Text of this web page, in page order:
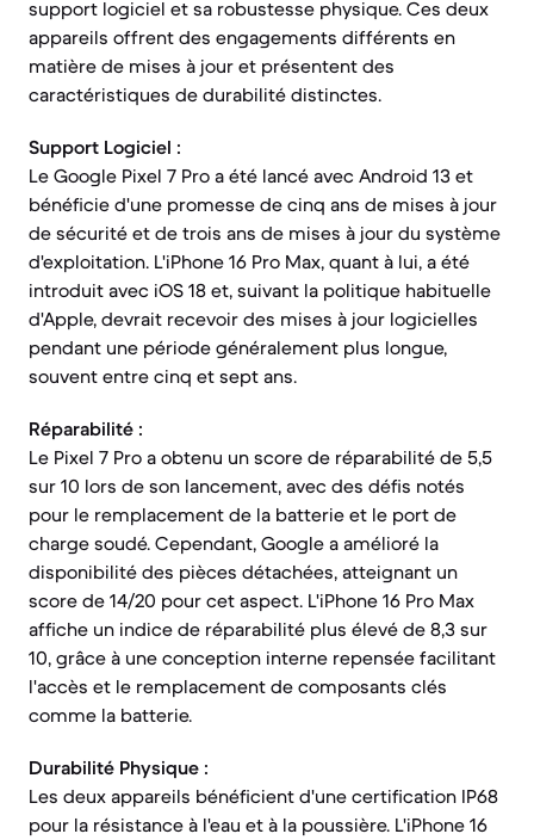
support logiciel et sa robustesse physique. Ces deux
appareils offrent des engagements différents en
matière de mises à jour et présentent des
caractéristiques de durabilité distinctes.
Support Logiciel :
Le Google Pixel 7 Pro a été lancé avec Android 13 et
bénéficie d'une promesse de cinq ans de mises à jour
de sécurité et de trois ans de mises à jour du système
d'exploitation. L'iPhone 16 Pro Max, quant à lui, a été
introduit avec iOS 18 et, suivant la politique habituelle
d'Apple, devrait recevoir des mises à jour logicielles
pendant une période généralement plus longue,
souvent entre cinq et sept ans.
Réparabilité :
Le Pixel 7 Pro a obtenu un score de réparabilité de 5,5
sur 10 lors de son lancement, avec des défis notés
pour le remplacement de la batterie et le port de
charge soudé. Cependant, Google a amélioré la
disponibilité des pièces détachées, atteignant un
score de 14/20 pour cet aspect. L'iPhone 16 Pro Max
affiche un indice de réparabilité plus élevé de 8,3 sur
10, grâce à une conception interne repensée facilitant
l'accès et le remplacement de composants clés
comme la batterie.
Durabilité Physique :
Les deux appareils bénéficient d'une certification IP68
pour la résistance à l'eau et à la poussière. L'iPhone 16